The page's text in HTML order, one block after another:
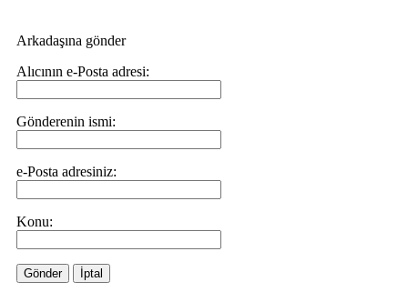
Arkadaşına gönder
Alıcının e-Posta adresi:
Gönderenin ismi:
e-Posta adresiniz:
Konu:
Gönder İptal